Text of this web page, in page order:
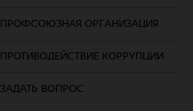
ПРОФСОЮЗНАЯ ОРГАНИЗАЦИЯ
ПРОТИВОДЕЙСТВИЕ КОРРУПЦИИ
ЗАДАТЬ ВОПРОС